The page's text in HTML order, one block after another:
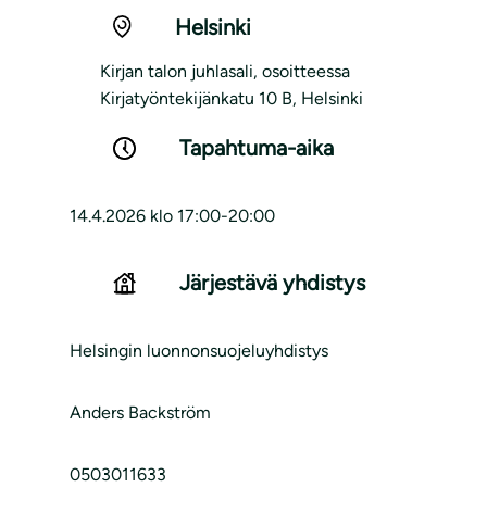
Helsinki
Kirjan talon juhlasali, osoitteessa
Kirjatyöntekijänkatu 10 B, Helsinki
Tapahtuma-aika
14.4.2026 klo 17:00-20:00
Järjestävä yhdistys
Helsingin luonnonsuojeluyhdistys
Anders Backström
0503011633